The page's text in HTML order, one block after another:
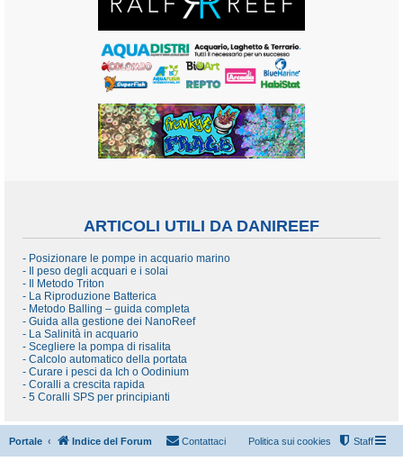
ARTICOLI UTILI DA DANIREEF
- Posizionare le pompe in acquario marino
- Il peso degli acquari e i solai
- Il Metodo Triton
- La Riproduzione Batterica
- Metodo Balling – guida completa
- Guida alla gestione dei NanoReef
- La Salinità in acquario
- Scegliere la pompa di risalita
- Calcolo automatico della portata
- Curare i pesci da Ich o Oodinium
- Coralli a crescita rapida
- 5 Coralli SPS per principianti
Portale Indice del Forum Staff
Politica sui cookies
Contattaci